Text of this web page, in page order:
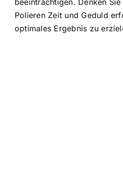
Polieren Zeit und Geduld
optimales Ergebnis zu